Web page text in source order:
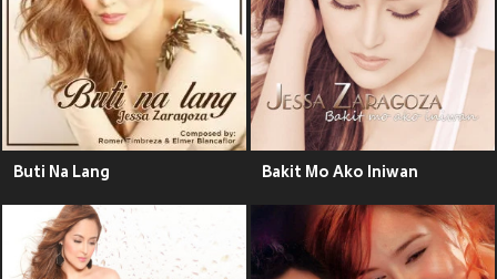
Buti Na Lang Bakit Mo Ako Iniwan